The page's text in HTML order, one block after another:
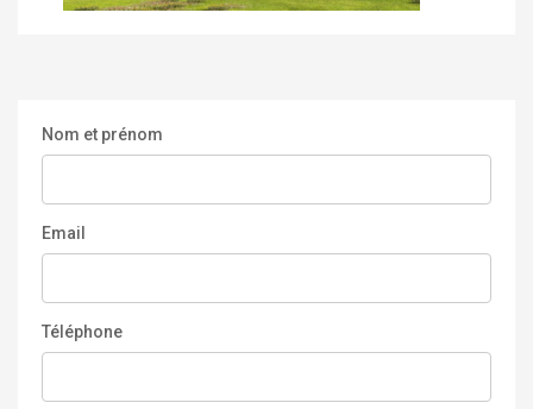
Nom et prénom
Email
Téléphone